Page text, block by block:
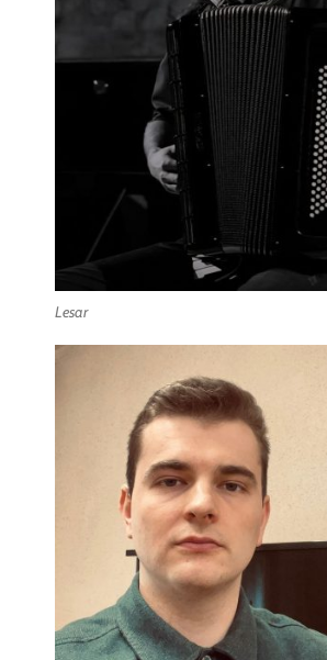
Lesar